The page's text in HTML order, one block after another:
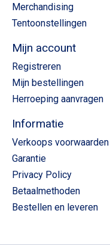
Merchandising
Tentoonstellingen
Mijn account
Registreren
Mijn bestellingen
Herroeping aanvragen
Informatie
Verkoops voorwaarden
Garantie
Privacy Policy
Betaalmethoden
Bestellen en leveren